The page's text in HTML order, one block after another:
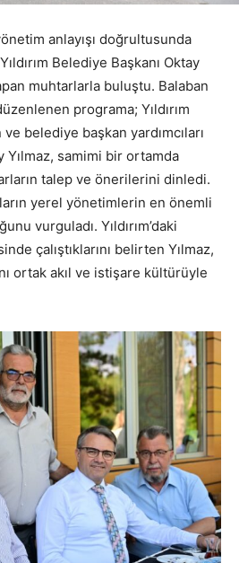
anlayışı doğrultusunda
Belediye Başkanı Oktay
muhtarlarla buluştu. Balaban
programa; Yıldırım
belediye başkan yardımcıları
Yılmaz, samimi bir ortamda
talep ve önerilerini dinledi.
yerel yönetimlerin en önemli
vurguladı. Yıldırım’daki
çalıştıklarını belirten Yılmaz,
ortak akıl ve istişare kültürüyle